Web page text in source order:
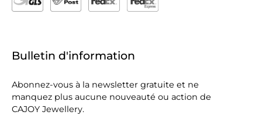
Bulletin d'information
Abonnez-vous à la newsletter gratuite et ne
manquez plus aucune nouveauté ou action de
CAJOY Jewellery.